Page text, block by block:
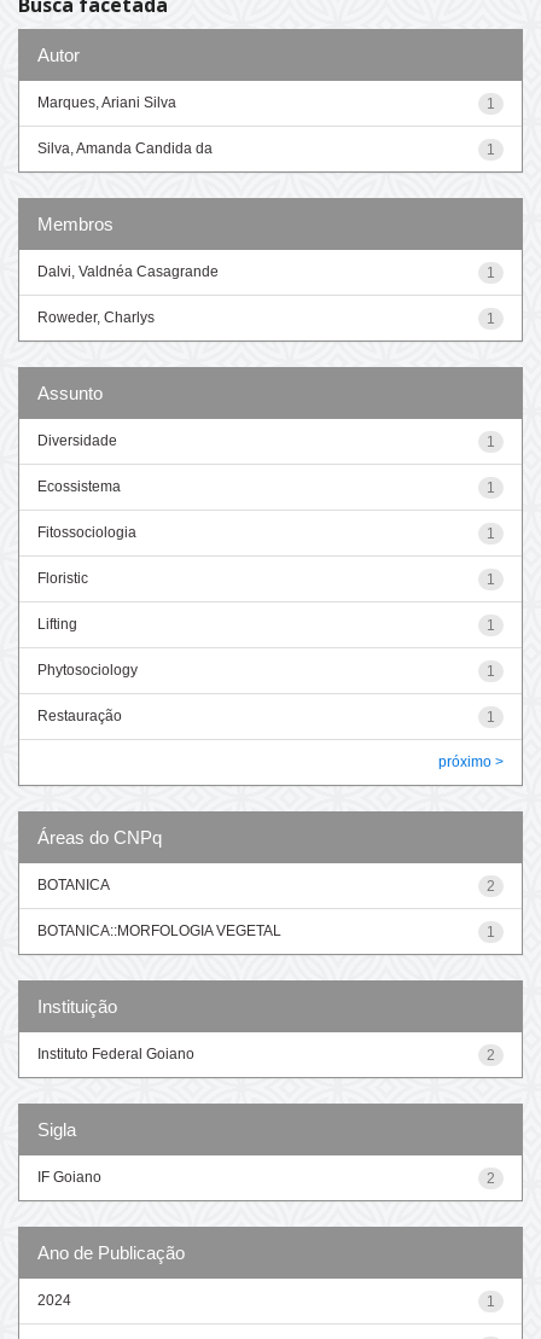
Autor
1
Marques, Ariani Silva
1
Silva, Amanda Candida da
Membros
1
Dalvi, Valdnéa Casagrande
1
Roweder, Charlys
Assunto
1
Diversidade
1
Ecossistema
1
Fitossociologia
1
Floristic
1
Lifting
1
Phytosociology
1
Restauração
próximo >
Áreas do CNPq
2
BOTANICA
1
BOTANICA::MORFOLOGIA VEGETAL
Instituição
2
Instituto Federal Goiano
Sigla
2
IF Goiano
Ano de Publicação
1
2024